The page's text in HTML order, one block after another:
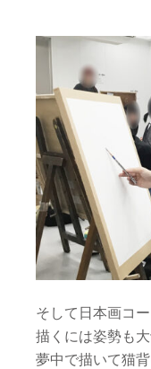
そして日本画コ
描くには姿勢も
夢中で描いて猫